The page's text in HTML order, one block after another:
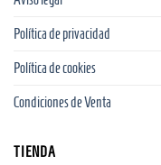
Política de privacidad
Política de cookies
Condiciones de Venta
TIENDA